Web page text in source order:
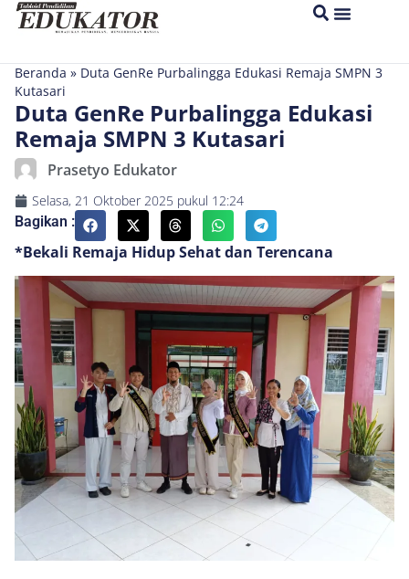
Beranda » Duta GenRe Purbalingga Edukasi Remaja SMPN 3
Kutasari
Duta GenRe Purbalingga Edukasi
Remaja SMPN 3 Kutasari
Prasetyo Edukator
Selasa, 21 Oktober 2025 pukul 12:24
Bagikan :
*Bekali Remaja Hidup Sehat dan Terencana